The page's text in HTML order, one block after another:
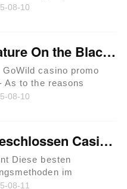
Ihr Automaten
Willkommensbonus
Mak……
08-10
Creature On the Black GoWild casino promo code Lagoon Position No deposit Incentive Codes 2025 #1
GoWild casino promo
As to the reasons
the video game
Lagoon as well
……
08-10
Angeschlossen Casinos unter einsatz von hoher Gewinnchance 2025 in Teutonia
Diese besten
im
Kasino Kontrast
08-11